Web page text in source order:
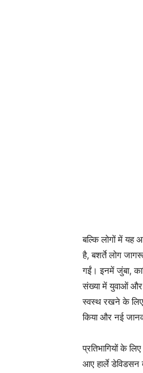
बल्कि लोगों में यह
है, बशर्ते लोग
गईं। इनमें जुंबा,
संख्या में युवाओं और
स्वस्थ रखने के लिए
किया और नई
प्रतिभागियों के
आए हार्ले